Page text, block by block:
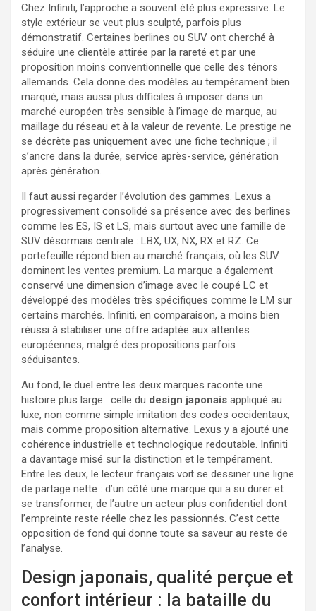
Chez Infiniti, l’approche a souvent été plus expressive. Le
style extérieur se veut plus sculpté, parfois plus
démonstratif. Certaines berlines ou SUV ont cherché à
séduire une clientèle attirée par la rareté et par une
proposition moins conventionnelle que celle des ténors
allemands. Cela donne des modèles au tempérament bien
marqué, mais aussi plus difficiles à imposer dans un
marché européen très sensible à l’image de marque, au
maillage du réseau et à la valeur de revente. Le prestige ne
se décrète pas uniquement avec une fiche technique ; il
s’ancre dans la durée, service après-service, génération
après génération.
Il faut aussi regarder l’évolution des gammes. Lexus a
progressivement consolidé sa présence avec des berlines
comme les ES, IS et LS, mais surtout avec une famille de
SUV désormais centrale : LBX, UX, NX, RX et RZ. Ce
portefeuille répond bien au marché français, où les SUV
dominent les ventes premium. La marque a également
conservé une dimension d’image avec le coupé LC et
développé des modèles très spécifiques comme le LM sur
certains marchés. Infiniti, en comparaison, a moins bien
réussi à stabiliser une offre adaptée aux attentes
européennes, malgré des propositions parfois
séduisantes.
Au fond, le duel entre les deux marques raconte une
histoire plus large : celle du design japonais appliqué au
luxe, non comme simple imitation des codes occidentaux,
mais comme proposition alternative. Lexus y a ajouté une
cohérence industrielle et technologique redoutable. Infiniti
a davantage misé sur la distinction et le tempérament.
Entre les deux, le lecteur français voit se dessiner une ligne
de partage nette : d’un côté une marque qui a su durer et
se transformer, de l’autre un acteur plus confidentiel dont
l’empreinte reste réelle chez les passionnés. C’est cette
opposition de fond qui donne toute sa saveur au reste de
l’analyse.
Design japonais, qualité perçue et
confort intérieur : la bataille du